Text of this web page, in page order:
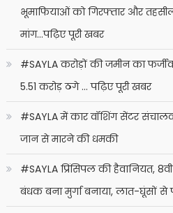
भूमाफियाओं को गिरफ्तार और
मांग…पढ़िए पूरी खबर
#SAYLA करोड़ों की जमीन का
5.51 करोड़ ठगे … पढ़िए पूरी खबर
#SAYLA में कार वॉशिंग सेंटर
जान से मारने की धमकी
#SAYLA प्रिंसिपल की हैवानियत,
बंधक बना मुर्गा बनाया, लात-घूंसों से